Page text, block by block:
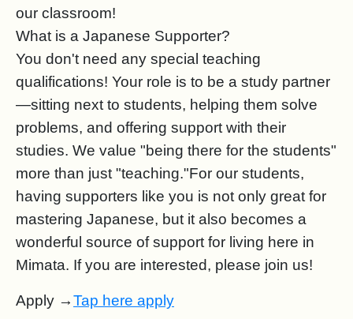
our classroom!
What is a Japanese Supporter?
You don't need any special teaching
qualifications! Your role is to be a study partner
—sitting next to students, helping them solve
problems, and offering support with their
studies. We value "being there for the students"
more than just "teaching."For our students,
having supporters like you is not only great for
mastering Japanese, but it also becomes a
wonderful source of support for living here in
Mimata. If you are interested, please join us!
Apply →Tap here apply